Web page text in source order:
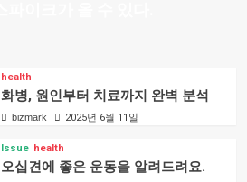
health
화병, 원인부터 치료까지 완벽 분석
bizmark 2025년 6월 11일
Issue health
오십견에 좋은 운동을 알려드려요.